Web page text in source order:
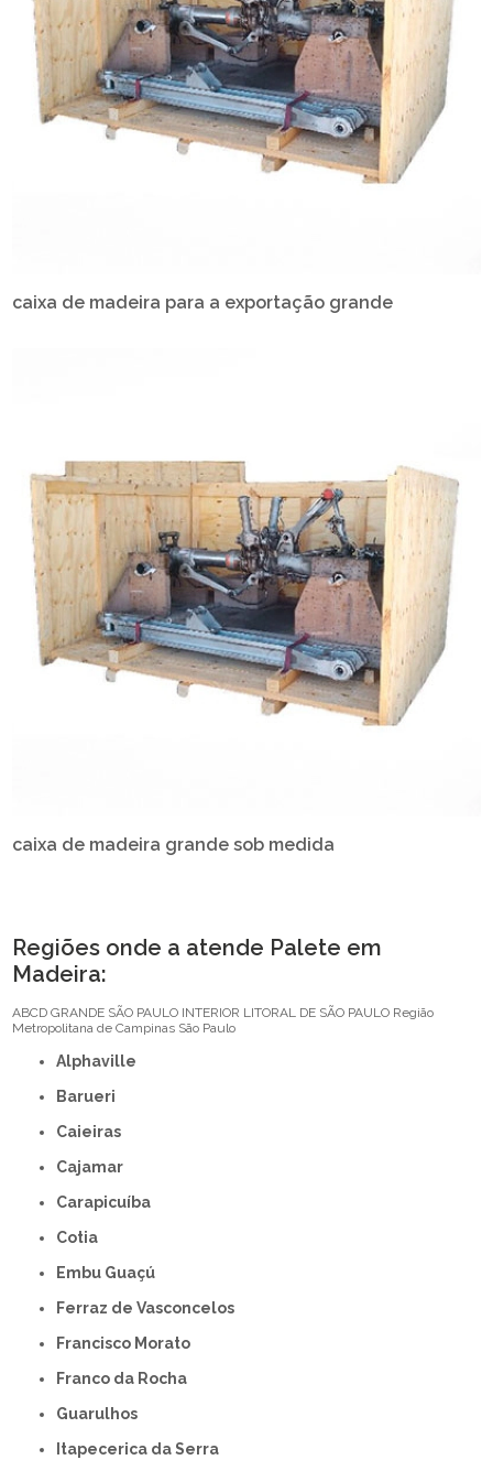
caixa de madeira para a exportação grande
caixa de madeira grande sob medida
Regiões onde a atende Palete em
Madeira:
ABCD GRANDE SÃO PAULO INTERIOR LITORAL DE SÃO PAULO Região
Metropolitana de Campinas São Paulo
Alphaville
Barueri
Caieiras
Cajamar
Carapicuíba
Cotia
Embu Guaçú
Ferraz de Vasconcelos
Francisco Morato
Franco da Rocha
Guarulhos
Itapecerica da Serra